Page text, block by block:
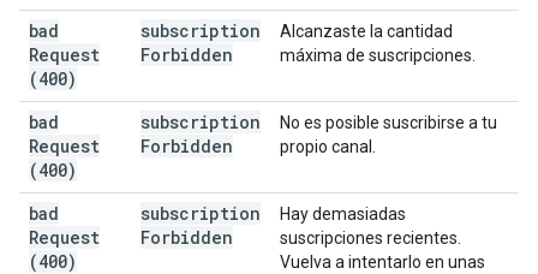
bad
Request
(400)
subscription
Forbidden
Alcanzaste la cantidad
máxima de suscripciones.
bad
Request
(400)
subscription
Forbidden
No es posible suscribirse a tu
propio canal.
bad
Request
(400)
subscription
Forbidden
Hay demasiadas
suscripciones recientes.
Vuelva a intentarlo en unas